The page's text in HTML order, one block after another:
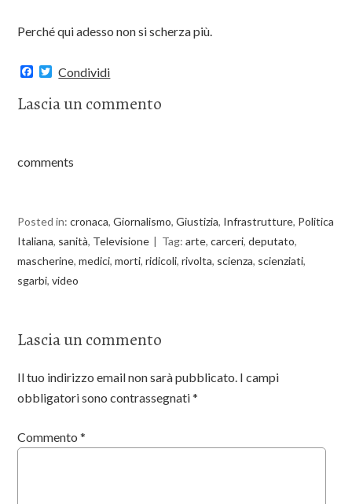
Perché qui adesso non si scherza più.
F
e
k
T
w
t
Condividi
Lascia un commento
comments
Posted in:cronaca,Giornalismo,Giustizia, Infrastrutture, Politica
Italiana, sanità, Televisione Tag:arte,carceri,deputato,
mascherine,medici,morti,ridicoli,rivolta, scienza, scienziati,
sgarbi,video
Lascia un commento
Il tuo indirizzo email non sarà pubblicato. I campi
obbligatori sono contrassegnati*
Commento*